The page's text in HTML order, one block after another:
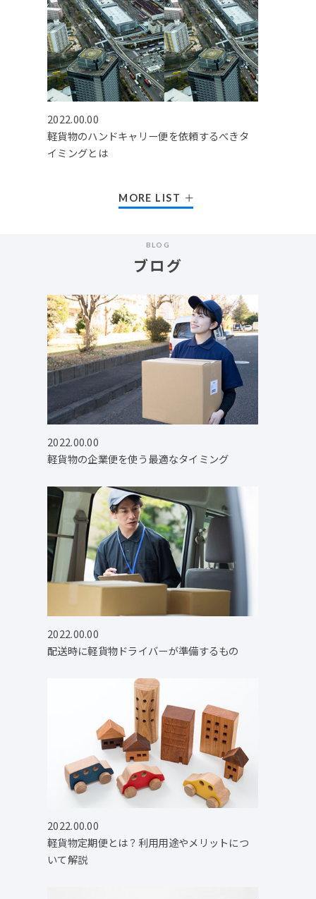
2022.00.00
軽貨物のハンドキャリー便を依頼するべきタ
イミングとは
MORE LIST
BLOG
ブログ
2022.00.00
軽貨物の企業便を使う最適なタイミング
2022.00.00
配送時に軽貨物ドライバーが準備するもの
2022.00.00
軽貨物定期便とは？利用用途やメリットにつ
いて解説